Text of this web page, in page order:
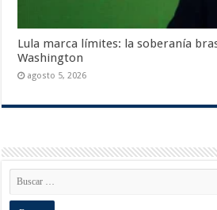
Lula marca límites: la soberanía
Washington
agosto 5, 2026